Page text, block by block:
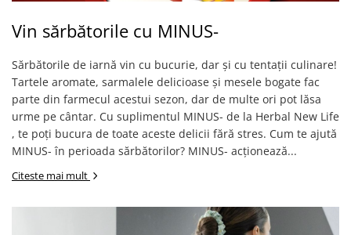
Vin sărbătorile cu MINUS-
Sărbătorile de iarnă vin cu bucurie, dar și cu tentații culinare!
Tartele aromate, sarmalele delicioase și mesele bogate fac
parte din farmecul acestui sezon, dar de multe ori pot lăsa
urme pe cântar. Cu suplimentul MINUS- de la Herbal New Life
, te poți bucura de toate aceste delicii fără stres. Cum te ajută
MINUS- în perioada sărbătorilor? MINUS- acționează...
Citeste mai mult